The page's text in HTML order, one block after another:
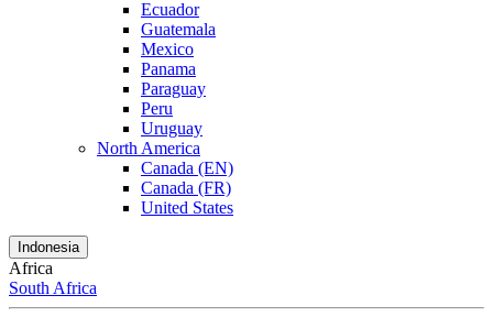
Ecuador
Guatemala
Mexico
Panama
Paraguay
Peru
Uruguay
North America
Canada (EN)
Canada (FR)
United States
Indonesia
Africa
South Africa